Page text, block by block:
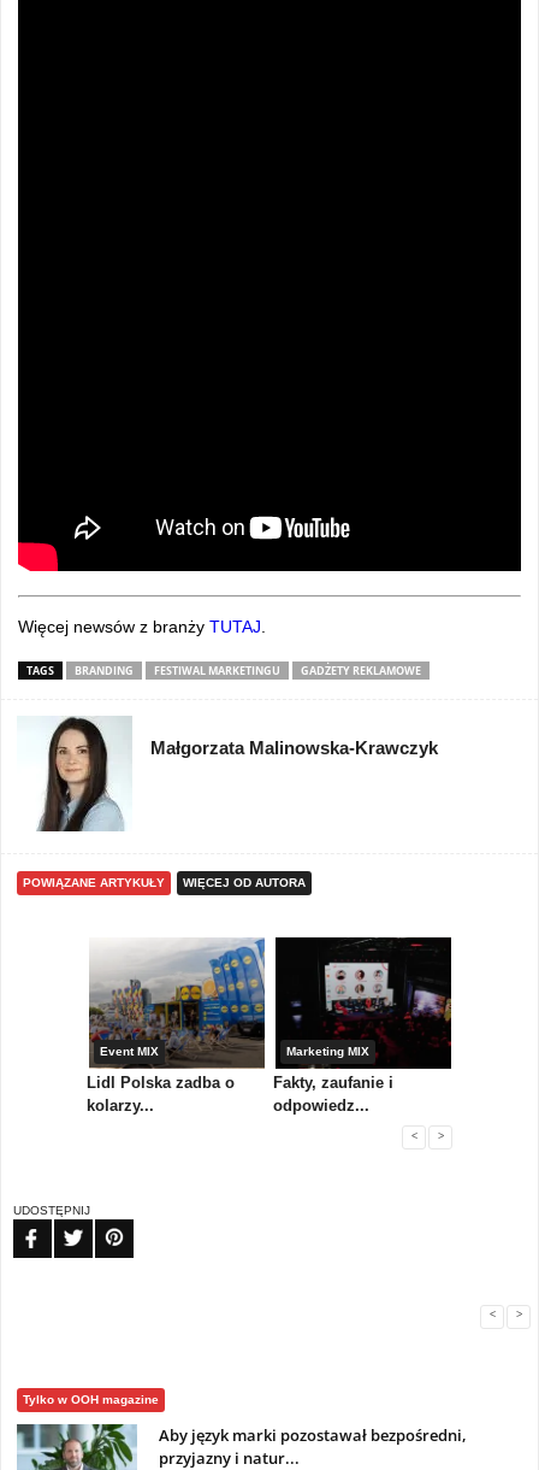
Więcej newsów z branży TUTAJ
TAGS BRANDING FESTIWAL MARKETINGU GADŻETY REKLAMOWE
Małgorzata Malinowska-Krawczyk
POWIĄZANE ARTYKUŁY WIĘCEJ OD AUTORA
Event MIX
Lidl Polska zadba o
kolarzy...
Marketing MIX
Fakty, zaufanie i
odpowiedz...
< >
UDOSTĘPNIJ
< >
Tylko w OOH magazine
Aby język marki pozostawał bezpośredni,
przyjazny i natur...